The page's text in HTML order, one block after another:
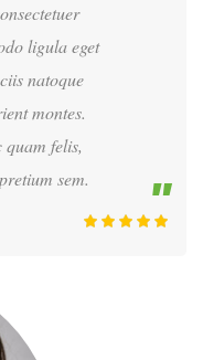
ligula eget
natoque
montes.
felis,
sem.